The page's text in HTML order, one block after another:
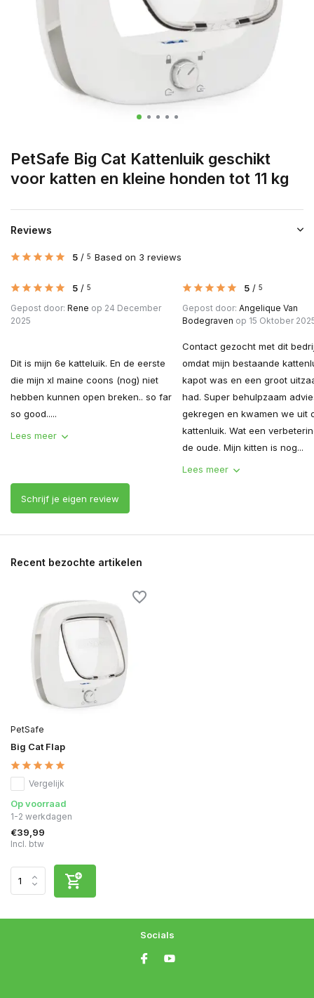
PetSafe Big Cat Kattenluik geschikt
voor katten en kleine honden tot 11 kg
Reviews
5 / 5 Based on 3 reviews
5 / 5
Gepost door: Rene op 24 December
2025
Dit is mijn 6e katteluik. En de eerste
die mijn xl maine coons (nog) niet
hebben kunnen open breken.. so far
so good.....
Lees meer
5 / 5
Gepost door: Angelique Van
Bodegraven op 15 Oktober
Contact gezocht met dit
omdat mijn bestaande
kapot was en een groot
had. Super behulpzaam
gekregen en kwamen we uit
kattenluik. Wat een
de oude. Mijn kitten is nog...
Lees meer
Schrijf je eigen review
Recent bezochte artikelen
PetSafe
Big Cat Flap
Vergelijk
Op voorraad
1-2 werkdagen
€39,99
Incl. btw
Socials